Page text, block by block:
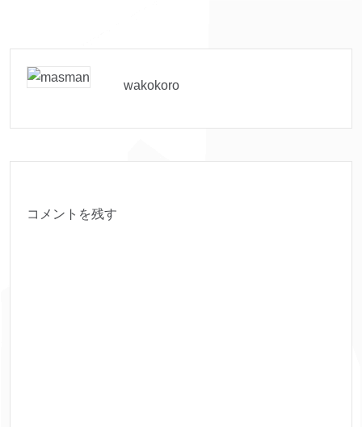
wakokoro
コメントを残す